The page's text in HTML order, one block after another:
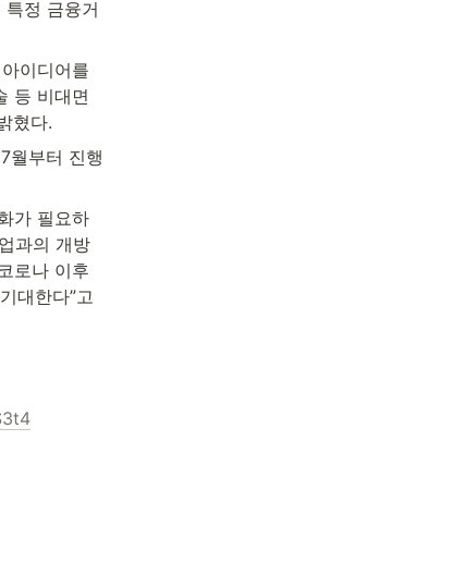
정 금융거
이디어를
등 비대면
혔다.
월부터 진행
가 필요하
과의 개방
로나 이후
대한다”고